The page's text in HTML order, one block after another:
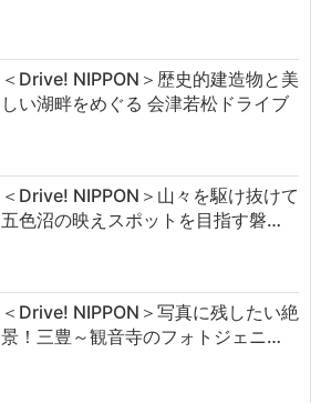
＜Drive! NIPPON＞歴史的建造物と美
しい湖畔をめぐる 会津若松ドライブ
＜Drive! NIPPON＞山々を駆け抜けて
五色沼の映えスポットを目指す磐…
＜Drive! NIPPON＞写真に残したい絶
景！三豊～観音寺のフォトジェニ…